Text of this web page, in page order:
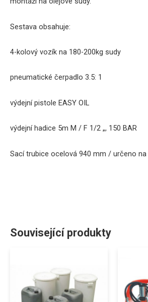
Sestava obsahuje:
4-kolový vozík na 180-200kg sudy
pneumatické čerpadlo 3.5: 1
výdejní pistole EASY OIL
výdejní hadice 5m M / F 1/2 „, 150 BAR
Sací trubice ocelová 940 mm / určeno na
Související produkty